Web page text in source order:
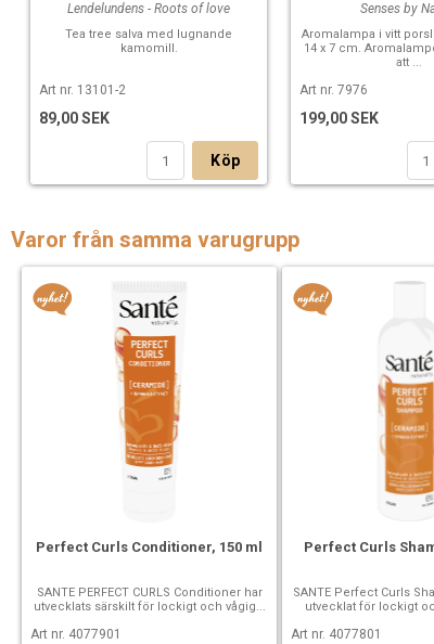
Lendelundens - Roots of love
Tea tree salva med lugnande
kamomill.
Art nr. 13101-2
89,00 SEK
Köp
Senses by
Aromalampa i vitt
14 x 7 cm.
att ...
Art nr. 7976
199,00 SEK
Varor från samma varugrupp
Perfect Curls Conditioner, 150 ml
SANTE PERFECT CURLS Conditioner har
utvecklats särskilt för lockigt och vågig...
Art nr. 4077901
Perfect Curls
SANTE Perfect Curls
utvecklat för lockigt
Art nr. 4077801